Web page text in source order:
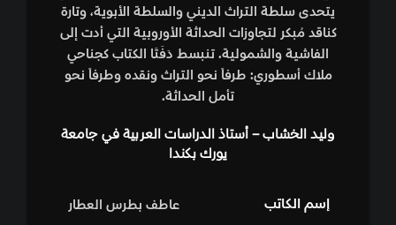
يتحدى سلطة التراث الديني والسلطة الأبوية، وتارة
كناقد مُبكر لتجاوزات الحداثة الأوروبية التي أدت إلى
الفاشية والشمولية. تنبسط دَفَتَا الكتاب كجناحي
ملاك أسطوري: طرفاً نحو التراث ونقده وطرفاً نحو
تأمل الحداثة.
وليد الخشاب – أستاذ الدراسات العربية في جامعة
يورك بكندا
إسم الكاتب عاطف بطرس العطار